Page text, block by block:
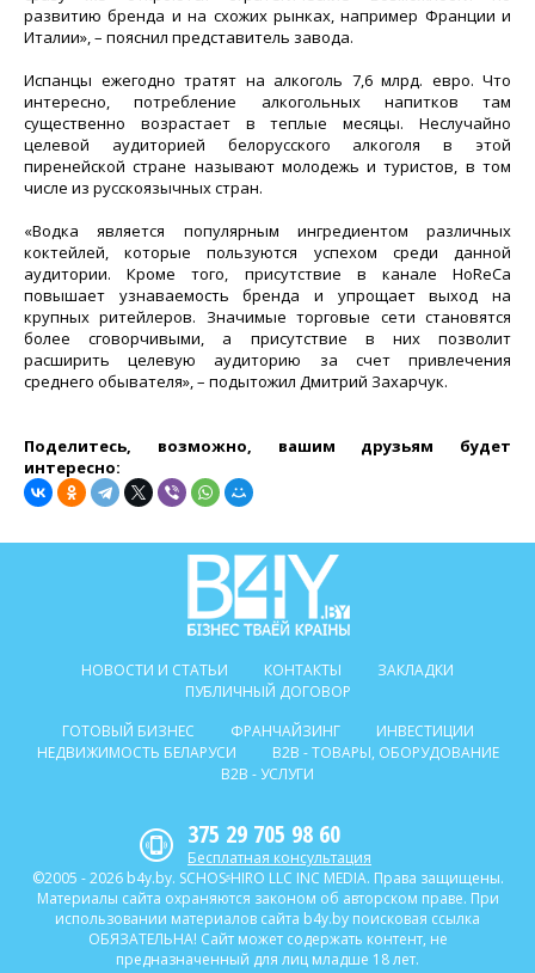
развитию бренда и на схожих рынках, например Франции и
Италии», – пояснил представитель завода.
Испанцы ежегодно тратят на алкоголь 7,6 млрд. евро. Что
интересно, потребление алкогольных напитков там
существенно возрастает в теплые месяцы. Неслучайно
целевой аудиторией белорусского алкоголя в этой
пиренейской стране называют молодежь и туристов, в том
числе из русскоязычных стран.
«Водка является популярным ингредиентом различных
коктейлей, которые пользуются успехом среди данной
аудитории. Кроме того, присутствие в канале HoReCa
повышает узнаваемость бренда и упрощает выход на
крупных ритейлеров. Значимые торговые сети становятся
более сговорчивыми, а присутствие в них позволит
расширить целевую аудиторию за счет привлечения
среднего обывателя», – подытожил Дмитрий Захарчук.
Поделитесь, возможно, вашим друзьям будет
интересно:
НОВОСТИ И СТАТЬИ КОНТАКТЫ
ЗАКЛАДКИ
ПУБЛИЧНЫЙ ДОГОВОР
ГОТОВЫЙ БИЗНЕС
ФРАНЧАЙЗИНГ
ИНВЕСТИЦИИ
НЕДВИЖИМОСТЬ БЕЛАРУСИ
B2B - ТОВАРЫ, ОБОРУДОВАНИЕ
B2B - УСЛУГИ
375 29 705 98 60
Бесплатная консультация
©2005 - 2026 b4y.by. SCHOSᶳHIRO LLC INC MEDIA. Права защищены.
Материалы сайта охраняются законом об авторском праве. При
использовании материалов сайта b4y.by поисковая ссылка
ОБЯЗАТЕЛЬНА! Сайт может содержать контент, не
предназначенный для лиц младше 18 лет.